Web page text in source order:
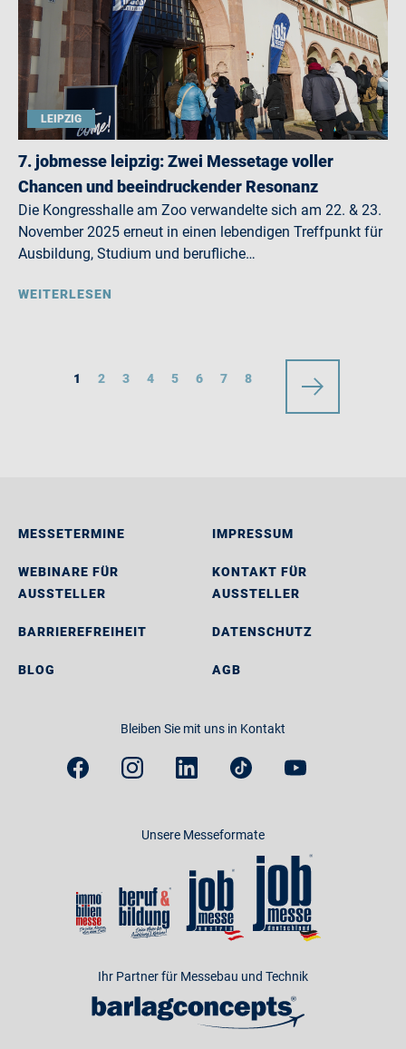
LEIPZIG
7. jobmesse leipzig: Zwei Messetage voller
Chancen und beeindruckender Resonanz
Die Kongresshalle am Zoo verwandelte sich am 22. & 23.
November 2025 erneut in einen lebendigen Treffpunkt für
Ausbildung, Studium und berufliche…
WEITERLESEN
1 2 3 4 5 6 7 8
MESSETERMINE
WEBINARE FÜR
AUSSTELLER
BARRIEREFREIHEIT
BLOG
IMPRESSUM
KONTAKT FÜR
AUSSTELLER
DATENSCHUTZ
AGB
Bleiben Sie mit uns in Kontakt
Unsere Messeformate
Ihr Partner für Messebau und Technik